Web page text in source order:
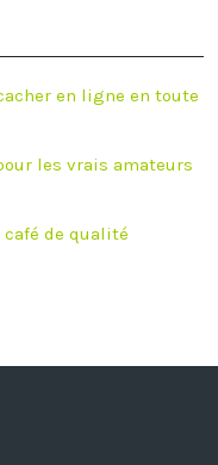
en ligne en toute
les vrais amateurs
café de qualité